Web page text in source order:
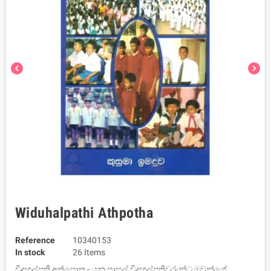
chevron_left chevron_right
Widuhalpathi Athpotha
Reference
10340153
In stock
26 Items